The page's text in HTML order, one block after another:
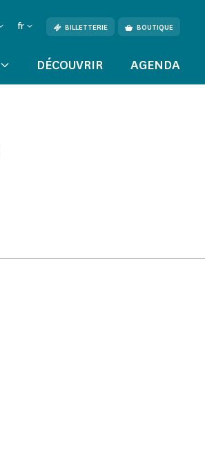
fr BILLETTERIE BOUTIQUE
DÉCOUVRIR AGENDA